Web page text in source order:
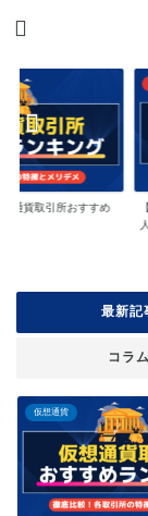
通貨取引所おすすめ
最新記
コラム
仮想通貨